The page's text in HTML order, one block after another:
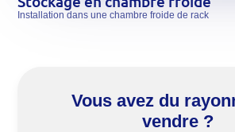
Installation dans une chambre froide de rack
Vous avez du
vendre ?